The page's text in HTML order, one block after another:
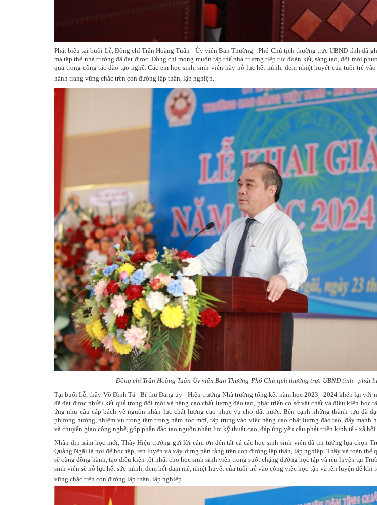
Phát biểu tại buổi Lễ, Đồng chí Trần Hoàng Tuấn - Ủy viên Ban Thường - Phó Chủ tịch thường trực UBND tỉnh đã
mà tập thể nhà trường đã đạt được. Đồng chí mong muốn tập thể nhà trường tiếp tục đoàn kết, sáng tạo, đổi mới
quả trong công tác đào tạo nghề. Các em học sinh, sinh viên hãy nỗ lực hết mình, đem nhiệt huyết của tuổi trẻ
hành trang vững chắc trên con đường lập thân, lập nghiệp.
Đồng chí Trần Hoàng Tuấn-Ủy viên Ban Thường-Phó Chủ tịch thường trực UBND tỉnh - phát
Tại buổi Lễ, thầy Võ Đình Tá - Bí thư Đảng ủy - Hiệu trưởng Nhà trường tổng kết năm học 2023 - 2024 khép lại với
đã đạt được nhiều kết quả trong đổi mới và nâng cao chất lượng đào tạo, phát triển cơ sở vật chất và điều kiện học
ứng nhu cầu cấp bách về nguồn nhân lực chất lượng cao phục vụ cho đất nước. Bên cạnh những thành tựu đã
phương hướng, nhiệm vụ trọng tâm trong năm học mới, tập trung vào việc nâng cao chất lượng đào tạo, đẩy mạnh
và chuyển giao công nghệ, góp phần đào tạo nguồn nhân lực kỹ thuật cao, đáp ứng yêu cầu phát triển kinh tế - xã hội
Nhân dịp năm học mới, Thầy Hiệu trưởng gửi lời cảm ơn đến tất cả cáchọc sinh sinh viên đã tin tưởng lựa chọn
Quảng Ngãi là nơi để học tập, rèn luyện và xây dựng nền tảng trên con đường lập thân, lập nghiệp. Thầy và toàn thể
sẽ cùng đồng hành, tạo điều kiện tốt nhất chohọc sinh sinh viên trong suốt chặng đường học tập và rèn luyện tại
sinh viên sẽ nỗ lực hết sức mình, đem hết đam mê, nhiệt huyết của tuổi trẻ vào công việc học tập và rèn luyện để khi
vững chắc trên con đường lập thân, lập nghiệp.